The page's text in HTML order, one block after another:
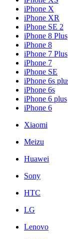
iPhone X
iPhone XR
iPhone SE 2
iPhone 8 Plus
iPhone 8
iPhone 7 Plus
iPhone 7
iPhone SE
iPhone 6s
iPhone 6s
iPhone 6 plus
iPhone 6
Xiaomi
Meizu
Huawei
Sony
HTC
LG
Lenovo